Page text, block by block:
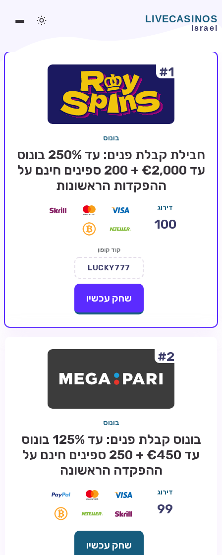
משחקים אונליין
משחקים חינמיים
בלאקג'ק אונליין
בונוסים בקזינו אונליין
בלוג וחדשות
#1
בונוס
חבילת קבלת פנים: עד 250% בונוס
עד €2,000 + 200 ספינים חינם על
ההפקדות הראשונות
דירוג
100
קוד קופון
LUCKY777
שחק עכשיו
#2
בונוס
בונוס קבלת פנים: עד 125% בונוס
עד €450 + 250 ספינים חינם על
ההפקדה הראשונה
דירוג
99
שחק עכשיו